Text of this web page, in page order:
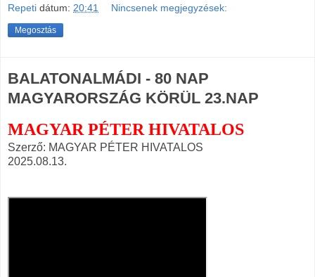
Repeti dátum: 20:41 Nincsenek megjegyzések:
Megosztás
BALATONALMÁDI - 80 NAP
MAGYARORSZÁG KÖRÜL 23.NAP
MAGYAR PÉTER HIVATALOS
Szerző: MAGYAR PÉTER HIVATALOS
2025.08.13.